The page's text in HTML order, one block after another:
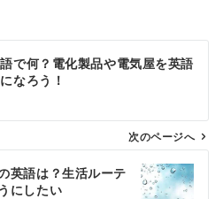
語で何？電化製品や電気屋を英語
なろう！
次のページへ
英語は？生活ルーテ
にしたい